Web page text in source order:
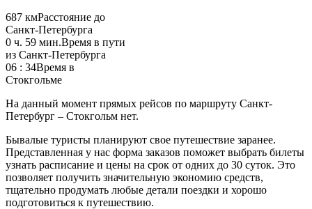
687 кмРасстояние до
Санкт-Петербурга
0 ч. 59 мин.Время в пути
из Санкт-Петербурга
06 : 34Время в
Стокгольме
На данный момент прямых рейсов по маршруту Санкт-
Петербург – Стокгольм нет.
Бывалые туристы планируют свое путешествие заранее.
Представленная у нас форма заказов поможет выбрать билеты
узнать расписание и цены на срок от одних до 30 суток. Это
позволяет получить значительную экономию средств,
тщательно продумать любые детали поездки и хорошо
подготовиться к путешествию.